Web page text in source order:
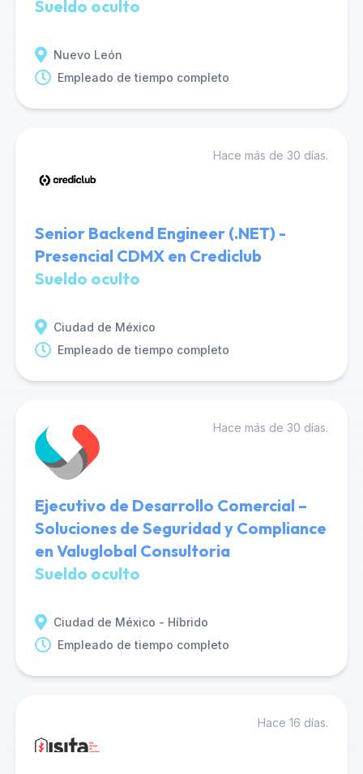
Sueldo oculto
Nuevo León
Empleado de tiempo completo
Hace más de 30 días.
Senior Backend Engineer (.NET) -
Presencial CDMX en Crediclub
Sueldo oculto
Ciudad de México
Empleado de tiempo completo
Hace más de 30 días.
Ejecutivo de Desarrollo Comercial –
Soluciones de Seguridad y Compliance
en Valuglobal Consultoria
Sueldo oculto
Ciudad de México - Híbrido
Empleado de tiempo completo
Hace 16 días.